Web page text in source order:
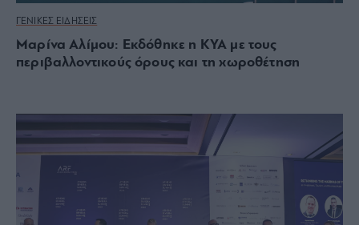
ΓΕΝΙΚΕΣ ΕΙΔΗΣΕΙΣ
Μαρίνα Αλίμου: Εκδόθηκε η ΚΥΑ με τους
περιβαλλοντικούς όρους και τη χωροθέτηση